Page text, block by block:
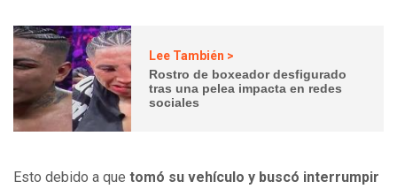
Lee También >
Rostro de boxeador desfigurado
tras una pelea impacta en redes
sociales
Esto debido a que tomó su vehículo y buscó interrumpir